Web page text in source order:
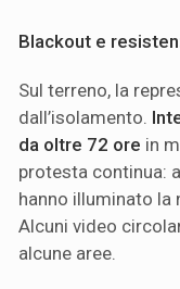
Blackout e
Sul terreno, la
dall’isolamento.
da oltre 72 ore in
protesta continua:
hanno illuminato la
Alcuni video
alcune aree.